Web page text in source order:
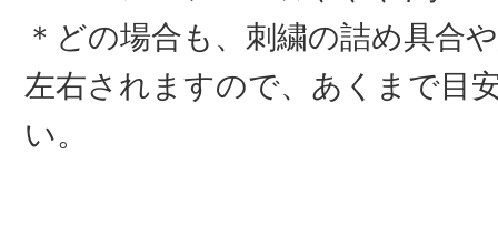
＊どの場合も、刺繍の詰め具合
左右されますので、あくまで目
い。